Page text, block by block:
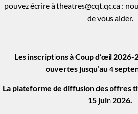
pouvez écrire àtheatres@cqt.qc.ca :
de vous aider.
Les inscriptions à Coup d’œil 2026-
ouvertes jusqu’au 4
La plateforme de diffusion des offres
15 juin 2026.